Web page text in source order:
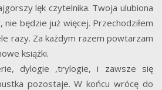
lęk czytelnika. Twoja ulubiona
nie będzie już więcej. Przechodziłem
razy. Za każdym razem powtarzam
książki.
dylogie ,trylogie, i zawsze się
pozostaje. W końcu wrócę do